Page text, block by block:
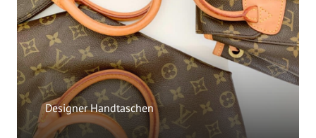
Designer Handtaschen